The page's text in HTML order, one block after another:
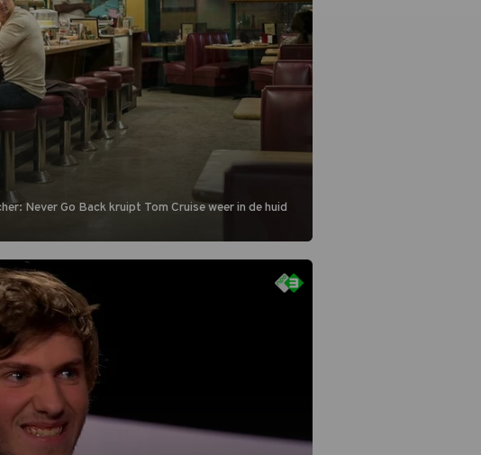
Never Go Back kruipt Tom Cruise weer in de huid